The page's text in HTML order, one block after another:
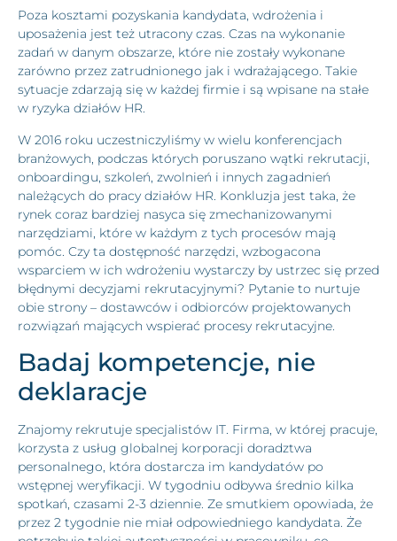
Poza kosztami pozyskania kandydata, wdrożenia i
uposażenia jest też utracony czas. Czas na wykonanie
zadań w danym obszarze, które nie zostały wykonane
zarówno przez zatrudnionego jak i wdrażającego. Takie
sytuacje zdarzają się w każdej firmie i są wpisane na stałe
w ryzyka działów HR.
W 2016 roku uczestniczyliśmy w wielu konferencjach
branżowych, podczas których poruszano wątki rekrutacji,
onboardingu, szkoleń, zwolnień i innych zagadnień
należących do pracy działów HR. Konkluzja jest taka, że
rynek coraz bardziej nasyca się zmechanizowanymi
narzędziami, które w każdym z tych procesów mają
pomóc. Czy ta dostępność narzędzi, wzbogacona
wsparciem w ich wdrożeniu wystarczy by ustrzec się przed
błędnymi decyzjami rekrutacyjnymi? Pytanie to nurtuje
obie strony – dostawców i odbiorców projektowanych
rozwiązań mających wspierać procesy rekrutacyjne.
Badaj kompetencje, nie
deklaracje
Znajomy rekrutuje specjalistów IT. Firma, w której pracuje,
korzysta z usług globalnej korporacji doradztwa
personalnego, która dostarcza im kandydatów po
wstępnej weryfikacji. W tygodniu odbywa średnio kilka
spotkań, czasami 2-3 dziennie. Ze smutkiem opowiada, że
przez 2 tygodnie nie miał odpowiedniego kandydata. Że